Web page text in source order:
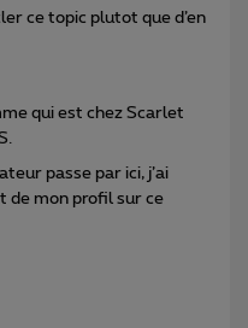
ce topic plutot que d’en
qui est chez Scarlet
passe par ici, j’ai
de mon profil sur ce